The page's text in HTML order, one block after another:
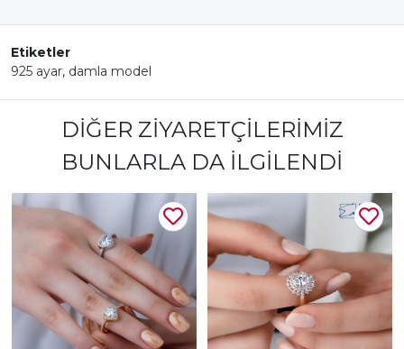
Etiketler
925 ayar, damla model
DIĞER ZIYARETÇILERIMIZ
BUNLARLA DA İLGILENDI